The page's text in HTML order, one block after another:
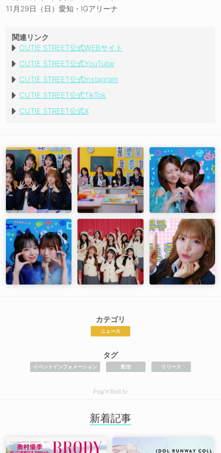
11月29日（日）愛知・IGアリーナ
関連リンク
CUTIE STREET公式WEBサイト
CUTIE STREET公式YouTube
CUTIE STREET公式Instagram
CUTIE STREET公式TikTok
CUTIE STREET公式X
カテゴリ
ニュース
タグ
イベントインフォメーション 配信 リリース
Pop'n'Roll.tv
新着記事